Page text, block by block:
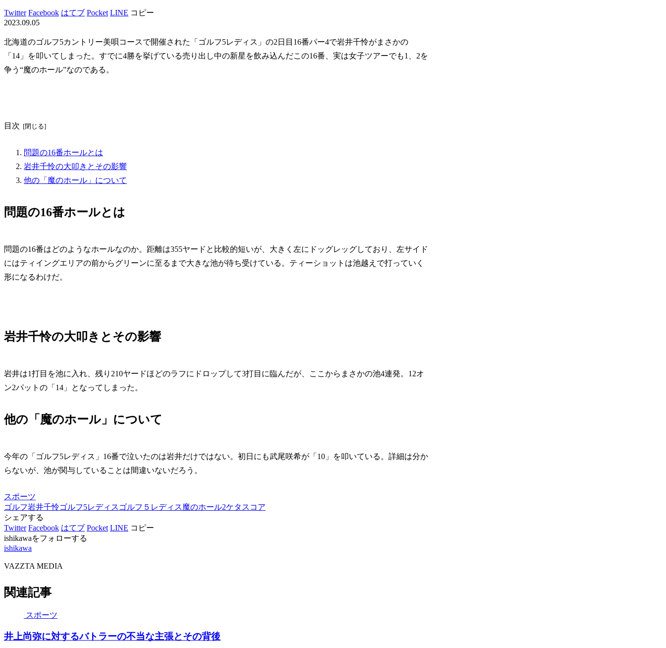
Twitter Facebook はてブ Pocket LINE コピー
2023.09.05
北海道のゴルフ5カントリー美唄コースで開催された「ゴルフ5レディス」の2日目16番パー4で岩井千怜がまさかの
「14」を叩いてしまった。すでに4勝を挙げている売り出し中の新星を飲み込んだこの16番、実は女子ツアーでも1、2を
争う“魔のホール”なのである。
目次
問題の16番ホールとは
岩井千怜の大叩きとその影響
他の「魔のホール」について
問題の16番ホールとは
問題の16番はどのようなホールなのか。距離は355ヤードと比較的短いが、大きく左にドッグレッグしており、左サイド
にはティイングエリアの前からグリーンに至るまで大きな池が待ち受けている。ティーショットは池越えで打っていく
形になるわけだ。
岩井千怜の大叩きとその影響
岩井は1打目を池に入れ、残り210ヤードほどのラフにドロップして3打目に臨んだが、ここからまさかの池4連発。12オ
ン2パットの「14」となってしまった。
他の「魔のホール」について
今年の「ゴルフ5レディス」16番で泣いたのは岩井だけではない。初日にも武尾咲希が「10」を叩いている。詳細は分か
らないが、池が関与していることは間違いないだろう。
スポーツ
ゴルフ岩井千怜ゴルフ5レディス ゴルフ５レディス魔のホール2ケタスコア
シェアする
Twitter Facebook はてブ Pocket LINE コピー
ishikawaをフォローする
ishikawa
VAZZTA MEDIA
関連記事
スポーツ
井上尚弥に対するバトラーの不当な主張とその背後